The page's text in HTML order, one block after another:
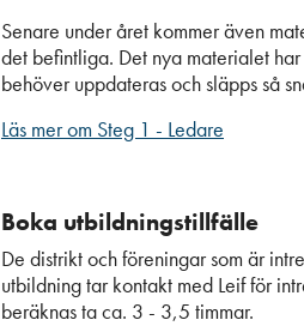
Senare under året kommer även
det befintliga. Det nya materialet
behöver uppdateras och släpps så
Läs mer om Steg 1 - Ledare
Boka utbildningstillfälle
De distrikt och föreningar som är
utbildning tar kontakt med Leif för
beräknas ta ca. 3 - 3,5 timmar.